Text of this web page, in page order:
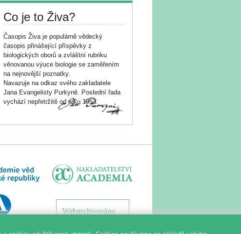
Co je to Živa?
Časopis Živa je populárně vědecký
časopis přinášející příspěvky z
biologických oborů a zvláštní rubriku
věnovanou výuce biologie se zaměřením
na nejnovější poznatky.
Navazuje na odkaz svého zakladatele
Jana Evangelisty Purkyně. Poslední řada
vychází nepřetržitě od roku 1953.